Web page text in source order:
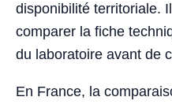
disponibilité territoriale.
comparer la fiche
du laboratoire avant de
En France, la